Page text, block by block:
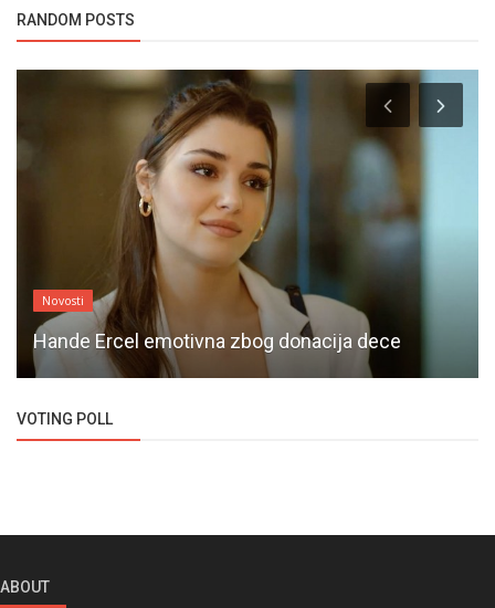
RANDOM POSTS
Novosti
Selahattin Pasali ima ispravan pogled na život!
VOTING POLL
ABOUT